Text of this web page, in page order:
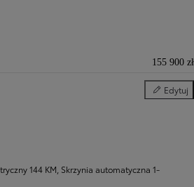
155 900 zł
Edytuj
Napęd
144 KM Skrzynia automatyczna 1-